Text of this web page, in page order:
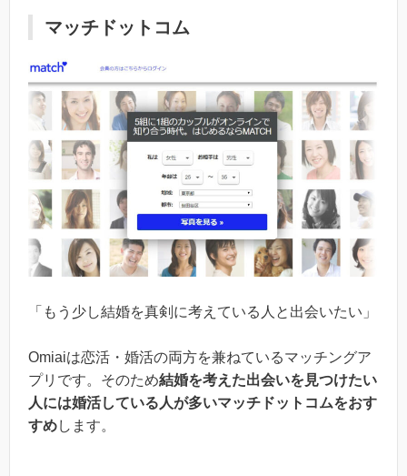
マッチドットコム
「もう少し結婚を真剣に考えている人と出会いたい」
Omiaiは恋活・婚活の両方を兼ねているマッチングア
プリです。そのため結婚を考えた出会いを見つけたい
人には婚活している人が多いマッチドットコムをおす
すめします。